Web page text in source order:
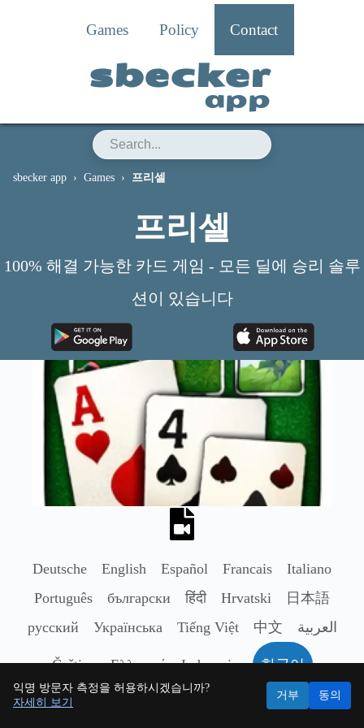
익명 방문자 측정을 허용하시겠습니까?
자세히 보기
거부 동의
Games Policy Contact
sbecker
app
sbecker app Games 프리셀
프리셀
100% 해결 가능한 카드 게임 - 모든 딜에 승리 솔루
션이 있습니다
Deutsche English Español Francais
Italiano
Português
български हिंदी Hrvatski
日本語
русский
Українська Tiếng Việt 中文 العربية
Čeština Ελληνικά Indonesia 한국어
Nederlands Svenska
ไทย